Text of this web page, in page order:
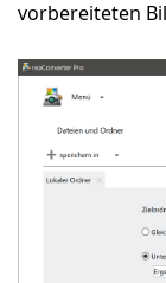
vorbereiteten